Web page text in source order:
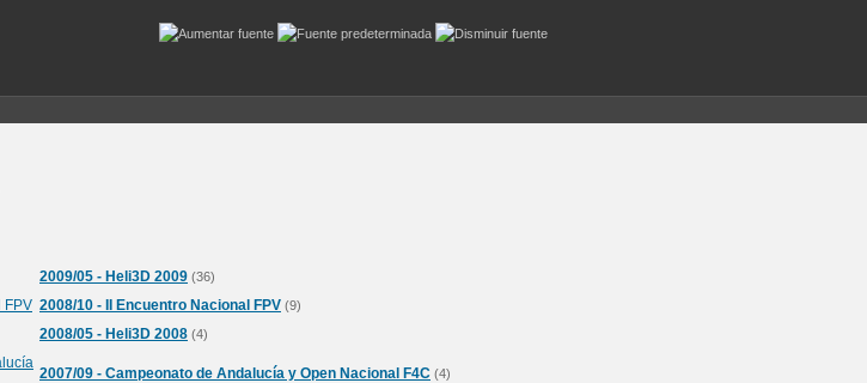
2009/05 - Heli3D 2009 (36)
2008/10 - II Encuentro Nacional FPV (9)
2008/05 - Heli3D 2008 (4)
2007/09 - Campeonato de Andalucía y Open Nacional F4C (4)